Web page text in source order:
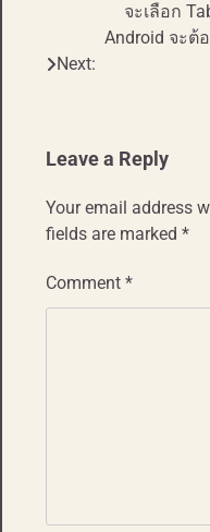
Next:
จะเลือก
Android จะต้
Leave a Reply
Your email address
fields are marked *
Comment *